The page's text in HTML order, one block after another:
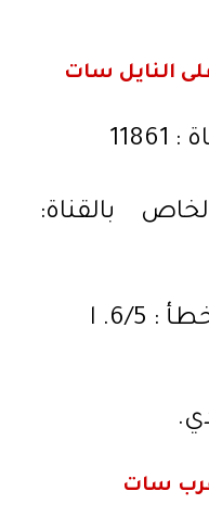
النايل سات
بالقناة:
5. ا
عرب سات